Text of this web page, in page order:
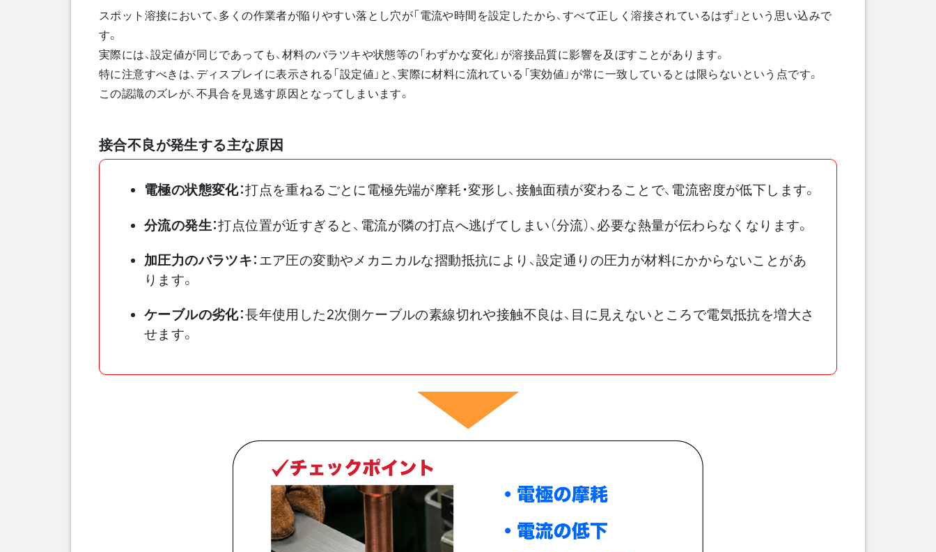
スポット溶接において、多くの作業者が陥りやすい落とし穴が「電流や時間を設定したから、すべて正しく溶接されているはず」という思い込みで
す。
実際には、設定値が同じであっても、材料のバラツキや状態等の「わずかな変化」が溶接品質に影響を及ぼすことがあります。
特に注意すべきは、ディスプレイに表示される「設定値」と、実際に材料に流れている「実効値」が常に一致しているとは限らないという点です。
この認識のズレが、不具合を見逃す原因となってしまいます。
接合不良が発生する主な原因
電極の状態変化：打点を重ねるごとに電極先端が摩耗・変形し、接触面積が変わることで、電流密度が低下します。
分流の発生：打点位置が近すぎると、電流が隣の打点へ逃げてしまい（分流）、必要な熱量が伝わらなくなります。
加圧力のバラツキ： エア圧の変動やメカニカルな摺動抵抗により、設定通りの圧力が材料にかからないことがあ
ります。
ケーブルの劣化：長年使用した2次側ケーブルの素線切れや接触不良は、目に見えないところで電気抵抗を増大さ
せます。